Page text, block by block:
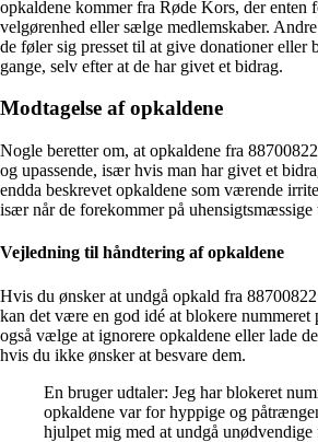
opkaldene kommer fra Røde Kors, der enten
velgørenhed eller sælge medlemskaber.
de føler sig presset til at give donationer eller
gange, selv efter at de har givet et bidrag.
Modtagelse af opkaldene
Nogle beretter om, at opkaldene fra
og upassende, især hvis man har givet et
endda beskrevet opkaldene som værende
især når de forekommer på uhensigtsmæssige
Vejledning til håndtering af opkaldene
Hvis du ønsker at undgå opkald fra
kan det være en god idé at blokere nummeret
også vælge at ignorere opkaldene eller lade
hvis du ikke ønsker at besvare dem.
En bruger udtaler: Jeg har blokeret
opkaldene var for hyppige og
hjulpet mig med at undgå unødvendige